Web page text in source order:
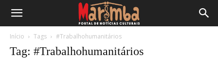
Início Tags #Trabalhohumanitários
Tag: #Trabalhohumanitários